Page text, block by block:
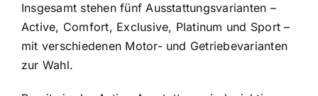
Insgesamt stehen fünf Ausstattungsvarianten –
Active, Comfort, Exclusive, Platinum und Sport –
mit verschiedenen Motor- und Getriebevarianten
zur Wahl.